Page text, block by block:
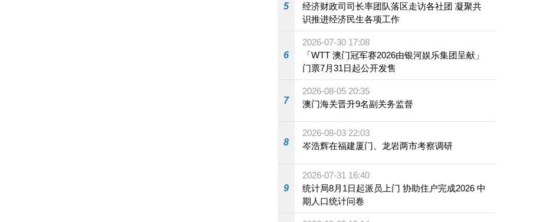
5
经济财政司司长率团队落区走访各社团 凝聚共
识推进经济民生各项工作
6
2026-07-30 17:08
「WTT 澳门冠军赛2026由银河娱乐集团呈献」
门票7月31日起公开发售
7
2026-08-05 20:35
澳门海关晋升9名副关务监督
8
2026-08-03 22:03
岑浩辉在福建厦门、龙岩两市考察调研
9
2026-07-31 16:40
统计局8月1日起派员上门 协助住户完成2026 中
期人口统计问卷